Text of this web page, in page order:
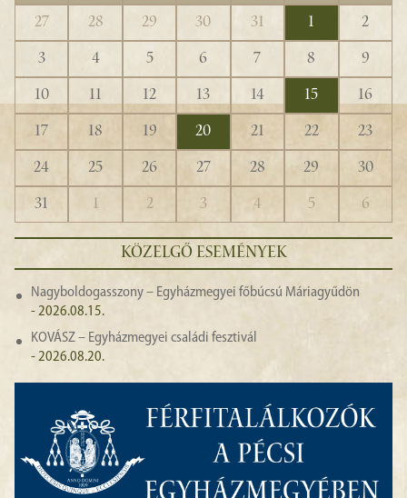
27 28 29 30 31 1
2
3
4 5 6 7 8
9
10
11 12 13 14 15
16
17
18 19 20 21 22
23
24
25 26 27 28 29
30
31
1 2 3 4 5 6
KÖZELGŐ ESEMÉNYEK
Nagyboldogasszony – Egyházmegyei főbúcsú Máriagyűdön
- 2026.08.15.
KOVÁSZ – Egyházmegyei családi fesztivál
- 2026.08.20.